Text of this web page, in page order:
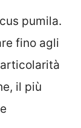
pumila.
fino agli
il più